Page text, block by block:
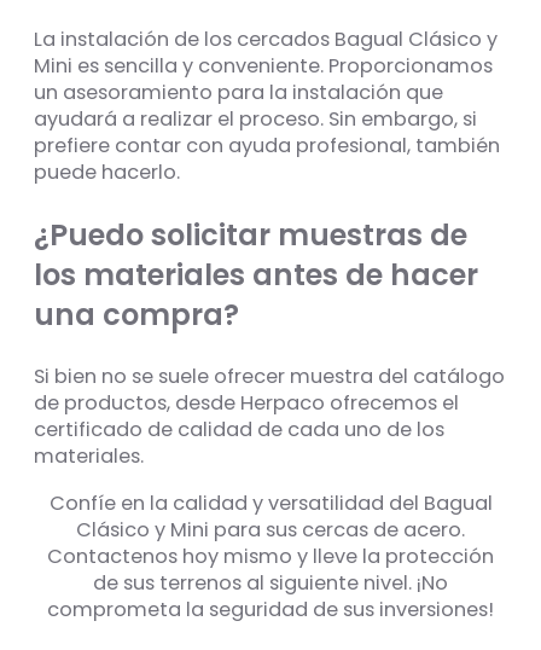
La instalación de los cercados Bagual Clásico y
Mini es sencilla y conveniente. Proporcionamos
un asesoramiento para la instalación que
ayudará a realizar el proceso. Sin embargo, si
prefiere contar con ayuda profesional, también
puede hacerlo.
¿Puedo solicitar muestras de
los materiales antes de hacer
una compra?
Si bien no se suele ofrecer muestra del catálogo
de productos, desde Herpaco ofrecemos el
certificado de calidad de cada uno de los
materiales.
Confíe en la calidad y versatilidad del Bagual
Clásico y Mini para sus cercas de acero.
Contactenos hoy mismo y lleve la protección
de sus terrenos al siguiente nivel. ¡No
comprometa la seguridad de sus inversiones!